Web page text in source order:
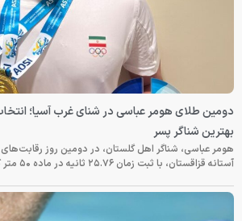
دومین طلای هومر عباسی در شنای غرب آسیا؛ انتخاب
بهترین شناگر پسر
هومر عباسی، شناگر اهل گلستان، در دومین روز
آستانه قزاقستان، با ثبت زمان ۲۵.۷۶ ثانیه در ماده ۵۰ متر کرال پشت به مدال طلا